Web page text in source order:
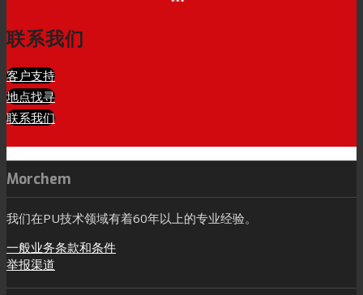
联系我们
客户支持
地点找寻
联系我们
Morchem
我们在PU技术领域有着60年以上的专业经验。
一般业务条款和条件
举报渠道